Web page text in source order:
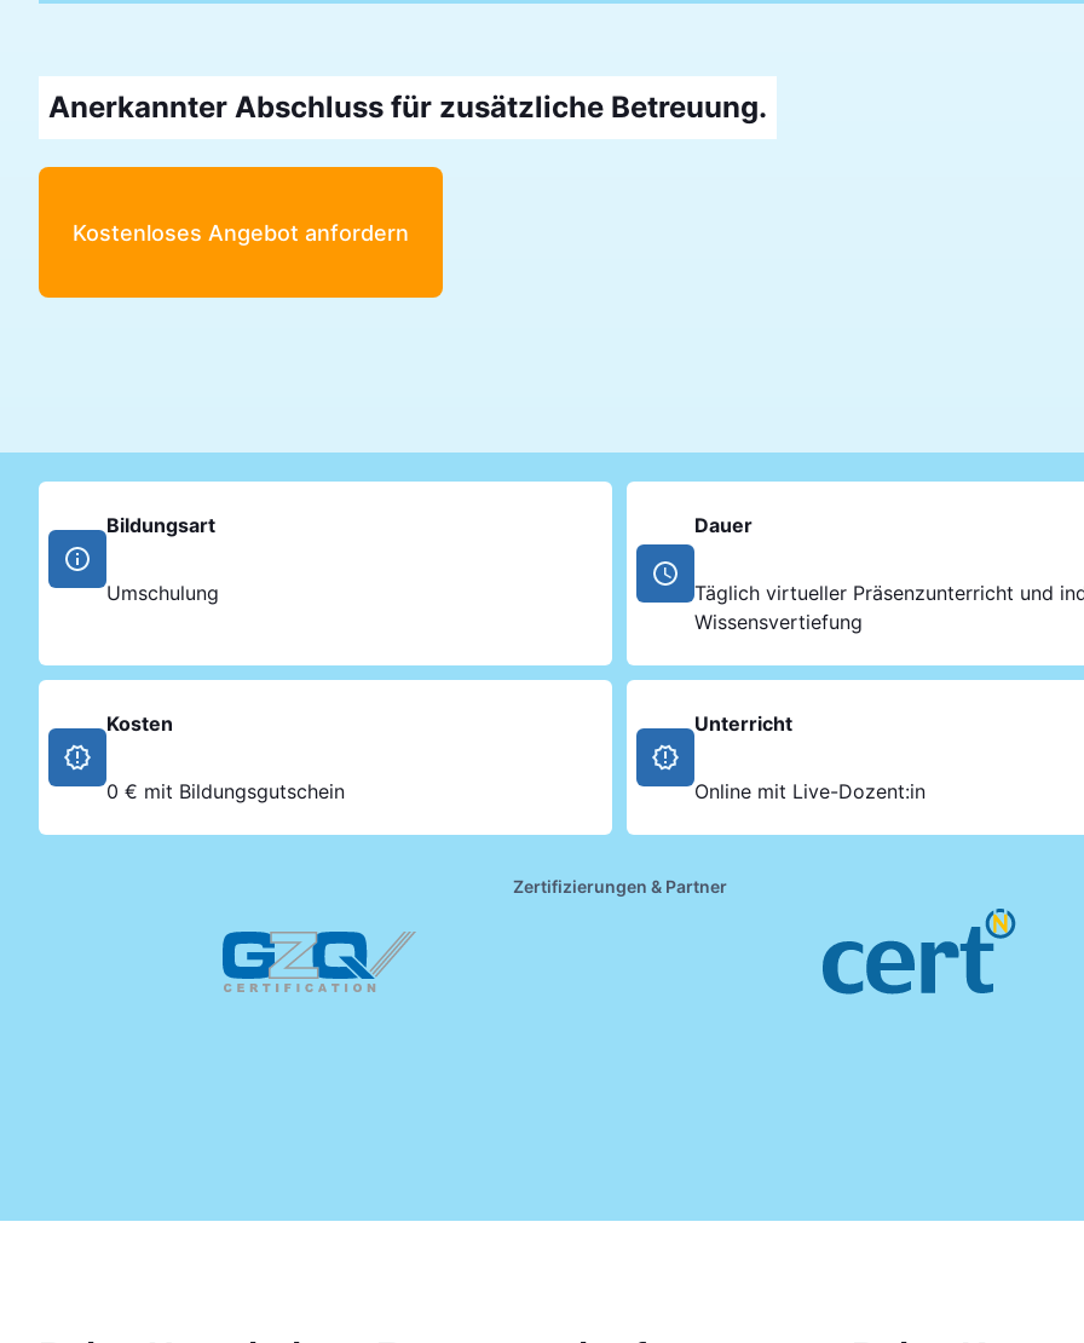
Anerkannter Abschluss für zusätzliche Betreuung.
Kostenloses Angebot anfordern
Bildungsart
Umschulung
Dauer
Täglich virtueller Präsenzunterricht und
Wissensvertiefung
Kosten
0 € mit Bildungsgutschein
Unterricht
Online mit Live-Dozent:in
Zertifizierungen & Partner